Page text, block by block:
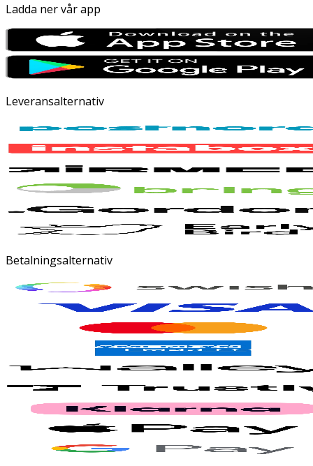
Ladda ner vår app
Leveransalternativ
Betalningsalternativ